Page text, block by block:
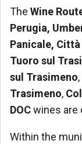
The Wine
Perugia,
Panicale,
Tuoro sul
sul Trasimeno
Trasimeno,
DOCwines are
Within the